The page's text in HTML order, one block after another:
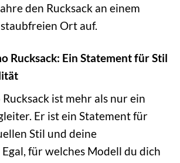
den Rucksack an einem
Ort auf.
Rucksack: Ein Statement für Stil
ist mehr als nur ein
Er ist ein Statement für
Stil und deine
für welches Modell du dich